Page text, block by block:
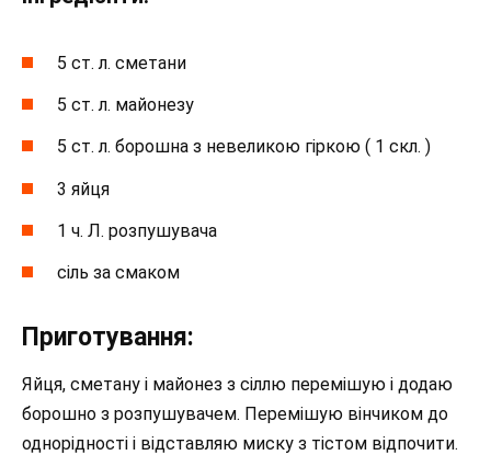
5 ст. л. сметани
5 ст. л. майонезу
5 ст. л. борошна з невеликою гіркою ( 1 скл. )
3 яйця
1 ч. Л. розпушувача
сіль за смаком
Приготування:
Яйця, сметану і майонез з сіллю перемішую і додаю
борошно з розпушувачем. Перемішую вінчиком до
однорідності і відставляю миску з тістом відпочити.